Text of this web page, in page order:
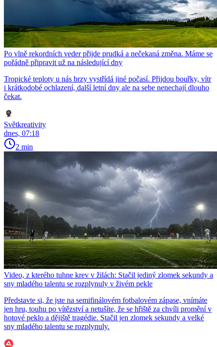
Po vlně rekordních veder přijde prudká a nečekaná změna. Máme se
pořádně připravit už na následující dny
Tropické teploty u nás brzy vystřídá jiné počasí. Přijdou bouřky, vítr
i krátkodobé ochlazení, další letní dny ale na sebe nenechají dlouho
čekat.
Světkreativity
dnes, 07:18
2 min
Video, z kterého tuhne krev v žilách: Stačil jediný zlomek sekundy a
sny mladého talentu se rozplynuly v živém pekle
Představte si, že jste na semifinálovém fotbalovém zápase, vnímáte
jen hru, touhu po vítězství a netušíte, že se hřiště za chvíli promění v
hotové peklo a dějiště tragédie. Stačil jen zlomek sekundy a velké
sny mladého talentu se rozplynuly.